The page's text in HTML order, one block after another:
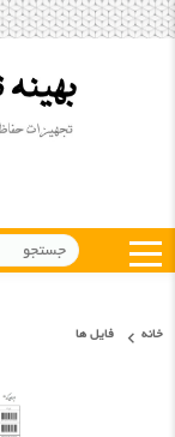
خانه فایل ها